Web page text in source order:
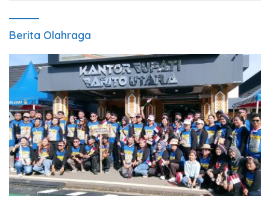
Berita Olahraga